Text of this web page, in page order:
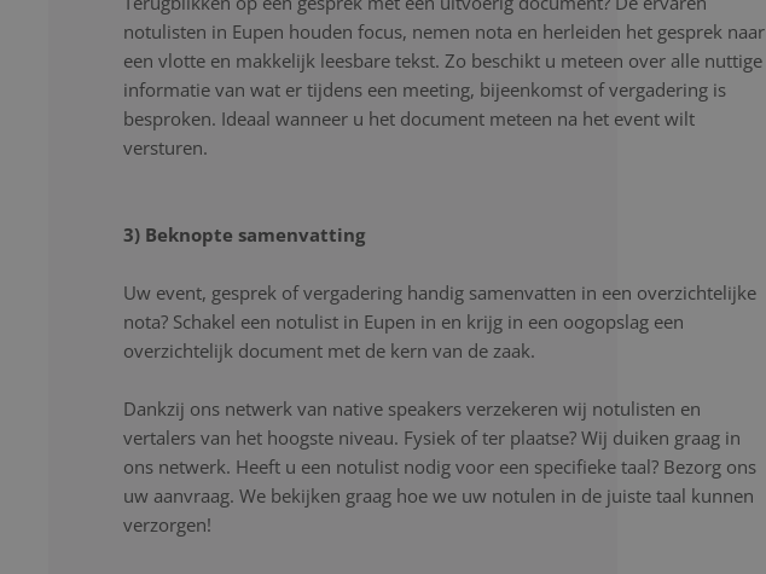
notulisten in Eupen houden focus, nemen nota en herleiden het gesprek naar
een vlotte en makkelijk leesbare tekst. Zo beschikt u meteen over alle nuttige
informatie van wat er tijdens een meeting, bijeenkomst of vergadering is
besproken. Ideaal wanneer u het document meteen na het event wilt
versturen.
3) Beknopte samenvatting
Uw event, gesprek of vergadering handig samenvatten in een overzichtelijke
nota? Schakel een notulist in Eupen in en krijg in een oogopslag een
overzichtelijk document met de kern van de zaak.
Dankzij ons netwerk van native speakers verzekeren wij notulisten en
vertalers van het hoogste niveau. Fysiek of ter plaatse? Wij duiken graag in
ons netwerk. Heeft u een notulist nodig voor een specifieke taal? Bezorg ons
uw aanvraag. We bekijken graag hoe we uw notulen in de juiste taal kunnen
verzorgen!